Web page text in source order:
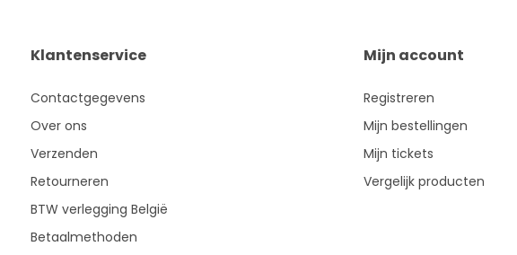
Klantenservice
Contactgegevens
Over ons
Verzenden
Retourneren
BTW verlegging België
Betaalmethoden
Mijn account
Registreren
Mijn bestellingen
Mijn tickets
Vergelijk producten